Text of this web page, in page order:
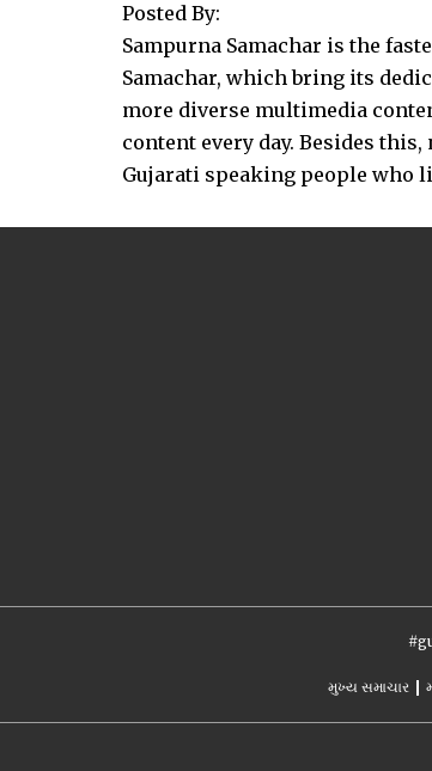
Posted By:
Sampurna Samachar is the
Samachar, which bring its
more diverse multimedia
content every day. Besides
Gujarati speaking people who
મુખ્ય સમાચાર